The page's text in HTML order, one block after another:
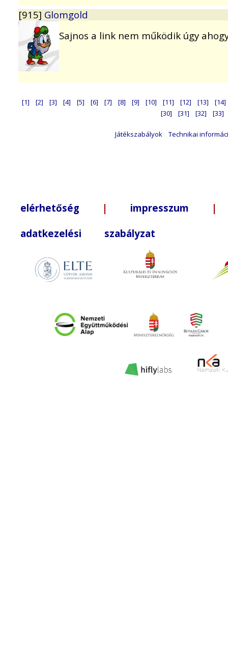
[915] Glomgold
Sajnos a link nem működik úgy
[1] [2] [3] [4] [5] [6] [7] [8] [9] [10] [11] [12] [13]
[14]
[30]
[31] [32] [33]
Játékszabályok Technikai
elérhetőség | impresszum |
adatkezelési szabályzat